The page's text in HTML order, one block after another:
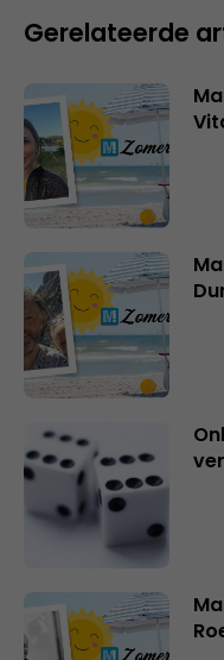
Gerelateerde